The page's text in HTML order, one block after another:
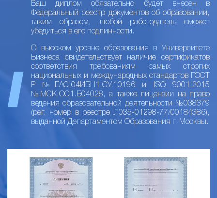
Ваш диплом обязательно будет внесен в
Федеральный реестр документов об образовании,
таким образом, любой работодатель сможет
убедиться в его подлинности.
О высоком уровне образования в Университете
Бизнеса свидетельствует наличие сертификатов
соответствия требованиям самых строгих
национальных и международных стандартов ГОСТ
Р №ЕАС.04ИБН1.СУ.10196 и ISO 9001:2015
№МСК.ОС1.Б04028, а также лицензии на право
ведения образовательной деятельности №038379
(рег. номер в реестре Л035-01298-77/00184386),
выданной Департаментом Образования г. Москвы.